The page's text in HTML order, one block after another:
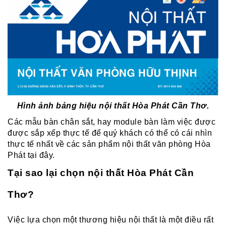
Hình ảnh bảng hiệu nội thất Hòa Phát Cần Thơ.
Các mẫu bàn chân sắt, hay module bàn làm việc được
được sắp xếp thực tế để quý khách có thể có cái nhìn
thực tế nhất về các sản phẩm nội thất văn phòng Hòa
Phát tại đây.
Tại sao lại chọn nội thất Hòa Phát Cần
Thơ?
Việc lựa chọn một thương hiệu nội thất là một điều rất